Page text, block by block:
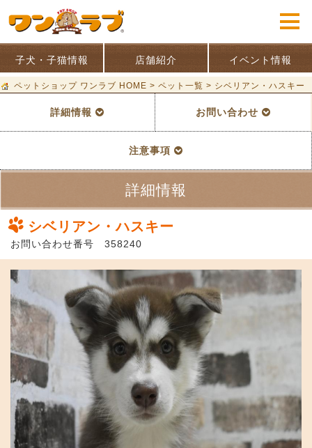
子犬・子猫情報 店舗紹介 イベント情報
ペットショップ ワンラブ HOME > ペット一覧 > シベリアン・ハスキー
詳細情報 お問い合わせ
注意事項
詳細情報
シベリアン・ハスキー
お問い合わせ番号 358240